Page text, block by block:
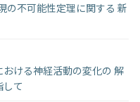
不可能性定理に関する 新
ける神経活動の変化の 解
て